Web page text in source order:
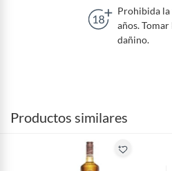
Prohibida la
años.
dañino.
Productos similares